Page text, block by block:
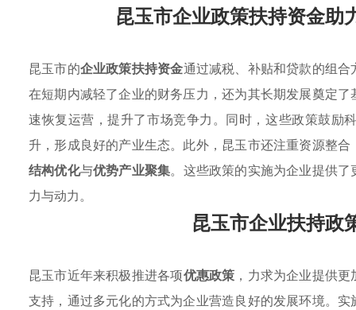
昆玉市企业政策扶持资金助
昆玉市的企业政策扶持资金通过减税、补贴和贷款的组
在短期内减轻了企业的财务压力，还为其长期发展奠定
速恢复运营，提升了市场竞争力。同时，这些政策鼓励
升，形成良好的产业生态。此外，昆玉市还注重资源整
结构优化与优势产业聚集。这些政策的实施为企业提供
力与动力。
昆玉市企业扶持政
昆玉市近年来积极推进各项优惠政策 ，力求为企业提供
支持，通过多元化的方式为企业营造良好的发展环境。实